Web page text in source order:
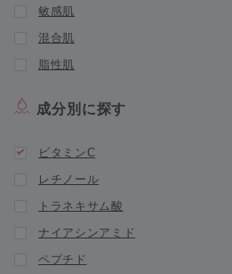
Lekarka・DREX（レカルカ）
LipoVit（リポビット）
新商品が入荷されました
Luscious Lips（ラシャ スリップ）
ソリューションズ）
natumedica（ナチュメディカ）
Ogshi（おぐし）
PROTESUN（プロテサン）
敏感肌
混合肌
脂性肌
成分別に探す
ビタミンC
レチノール
トラネキサム酸
ナイアシンアミド
ペプチド